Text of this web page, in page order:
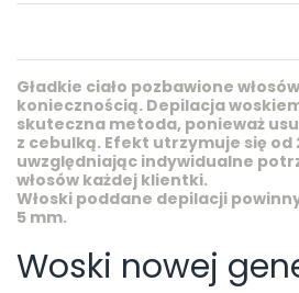
Gładkie ciało pozbawione
koniecznością. Depilacja
skuteczna metoda, ponieważ
z cebulką. Efekt utrzymuje się od
uwzględniając indywidualne
włosów każdej klientki.
Włoski poddane depilacji
5 mm.
Woski nowej